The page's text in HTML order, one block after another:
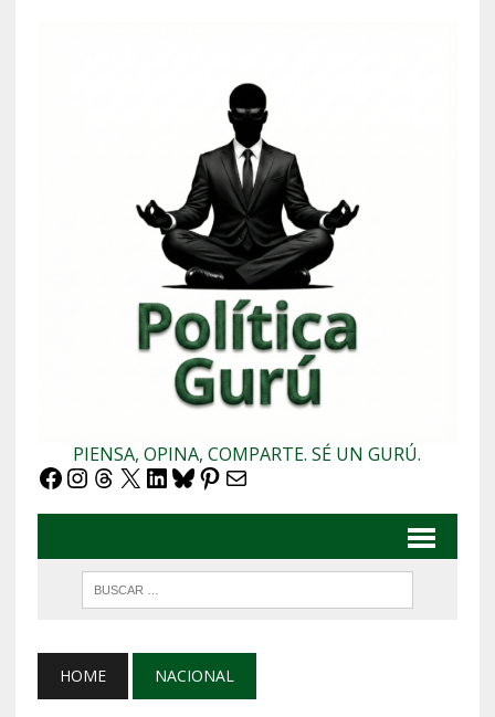
PIENSA, OPINA, COMPARTE. SÉ UN GURÚ.
Facebook
Instagram
Threads
X LinkedIn
Bluesky
Pinterest
Correo electrónico
HOME NACIONAL